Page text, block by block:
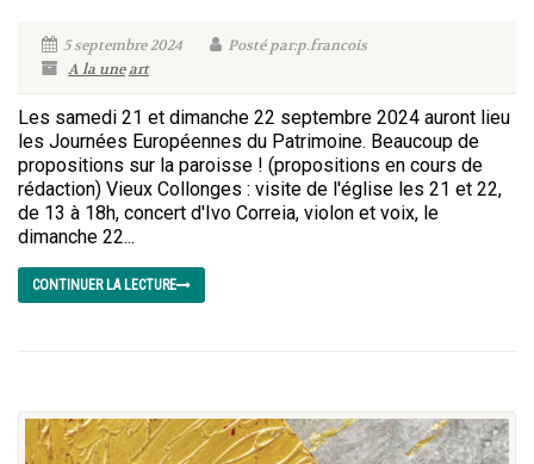
5 septembre 2024
Posté par:p.francois
A la une art
Les samedi 21 et dimanche 22 septembre 2024 auront lieu
les Journées Européennes du Patrimoine. Beaucoup de
propositions sur la paroisse ! (propositions en cours de
rédaction) Vieux Collonges : visite de l'église les 21 et 22,
de 13 à 18h, concert d'Ivo Correia, violon et voix, le
dimanche 22...
CONTINUER LA LECTURE